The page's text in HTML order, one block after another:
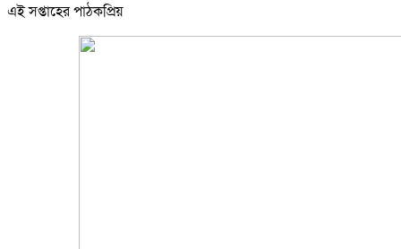
এই সপ্তাহের পাঠকপ্রিয়